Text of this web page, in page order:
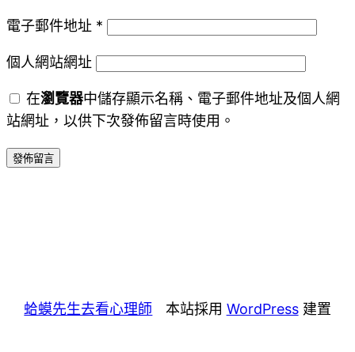
電子郵件地址 *
個人網站網址
在瀏覽器中儲存顯示名稱、電子郵件地址及個人網
站網址，以供下次發佈留言時使用。
蛤蟆先生去看心理師 本站採用 WordPress建置